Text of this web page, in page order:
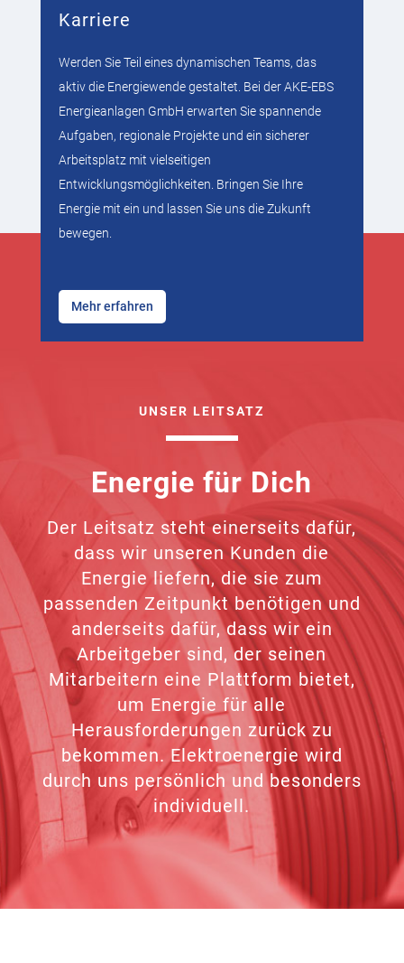
Karriere
Werden Sie Teil eines dynamischen Teams, das
aktiv die Energiewende gestaltet. Bei der AKE-EBS
Energieanlagen GmbH erwarten Sie spannende
Aufgaben, regionale Projekte und ein sicherer
Arbeitsplatz mit vielseitigen
Entwicklungsmöglichkeiten. Bringen Sie Ihre
Energie mit ein und lassen Sie uns die Zukunft
bewegen.
Mehr erfahren
UNSER LEITSATZ
Energie für Dich
Der Leitsatz steht einerseits dafür,
dass wir unseren Kunden die
Energie liefern, die sie zum
passenden Zeitpunkt benötigen und
anderseits dafür, dass wir ein
Arbeitgeber sind, der seinen
Mitarbeitern eine Plattform bietet,
um Energie für alle
Herausforderungen zurück zu
bekommen. Elektroenergie wird
durch uns persönlich und besonders
individuell.